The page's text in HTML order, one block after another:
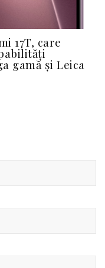
17T, care
gamă și Leica